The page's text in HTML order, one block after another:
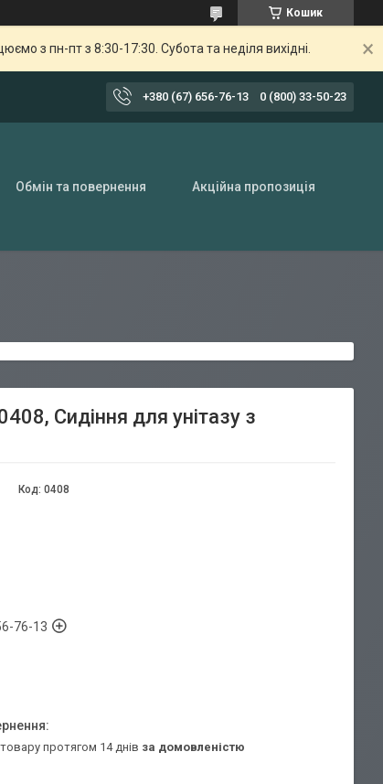
Кошик
з пн-пт з 8:30-17:30. Субота та неділя вихідні.
+380 (67) 656-76-13 0 (800) 33-50-23
Обмін та повернення Акційна пропозиція
Сидіння для унітазу з
Код: 0408
76-13
протягом 14 днів за домовленістю